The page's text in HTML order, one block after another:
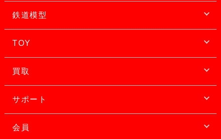
鉄道模型
TOY
買取
サポート
会員